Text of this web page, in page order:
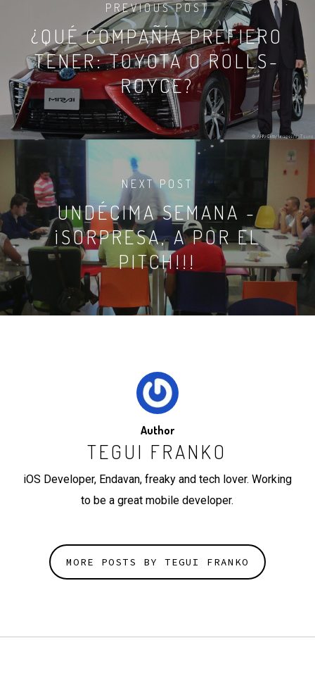
PREVIOUS POST
¿QUÉ COMPAÑÍA PREFIERO
TENER: TOYOTA O ROLLS-
ROYCE?
NEXT POST
UNDÉCIMA SEMANA -
¡SORPRESA, A POR EL
PITCH!!!
Author
TEGUI FRANKO
iOS Developer, Endavan, freaky and tech lover. Working
to be a great mobile developer.
MORE POSTS BY TEGUI FRANKO